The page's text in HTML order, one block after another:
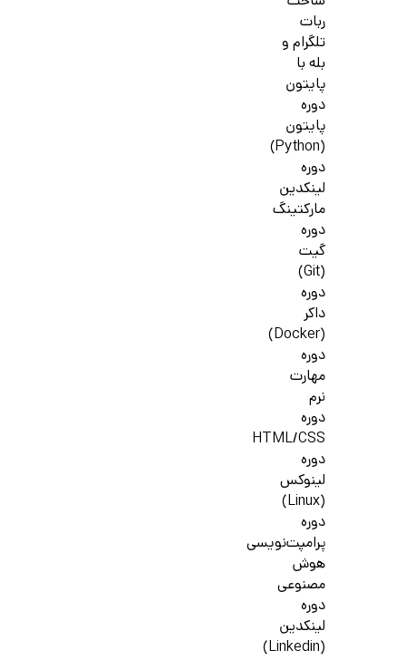
ربات
تلگرام و
بله با
پایتون
دوره
پایتون
(Python)
دوره
لینکدین
مارکتینگ
دوره
گیت
(Git)
دوره
داکر
(Docker)
دوره
مهارت
نرم
دوره
HTML/CSS
دوره
لینوکس
(Linux)
دوره
پرامپت‌نویسی
هوش
مصنوعی
دوره
لینکدین
(Linkedin)